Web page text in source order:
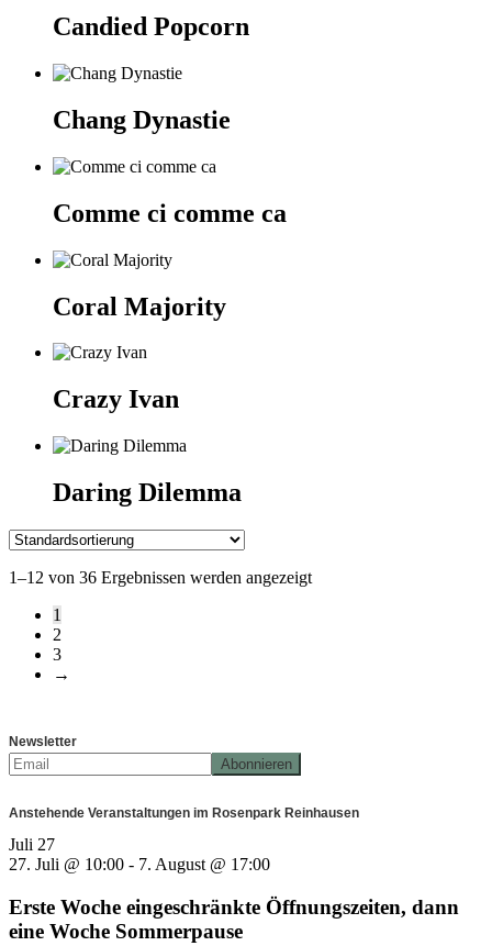
Candied Popcorn
Chang Dynastie
Comme ci comme ca
Coral Majority
Crazy Ivan
Daring Dilemma
1–12 von 36 Ergebnissen werden angezeigt
1
2
3
→
Newsletter
Anstehende Veranstaltungen im Rosenpark Reinhausen
Juli 27
27. Juli @ 10:00 - 7. August @ 17:00
Erste Woche eingeschränkte Öffnungszeiten, dann
eine Woche Sommerpause